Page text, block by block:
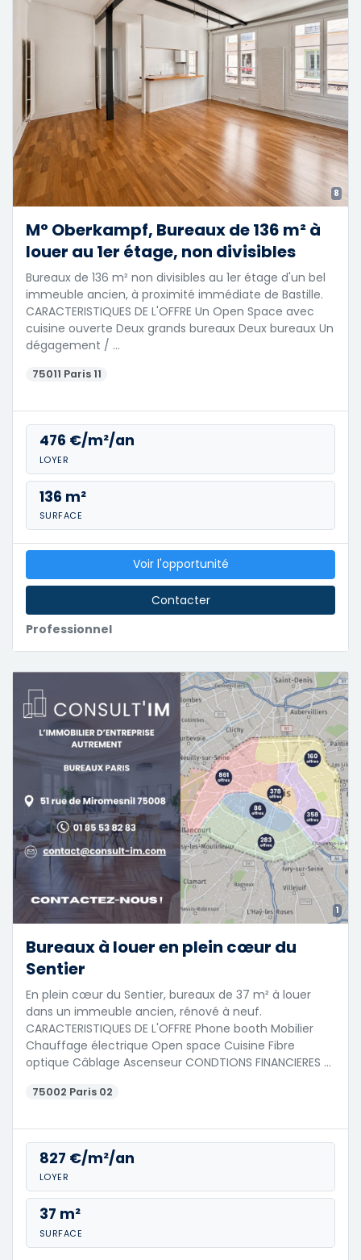
8
M° Oberkampf, Bureaux de 136 m² à
louer au 1er étage, non divisibles
Bureaux de 136 m² non divisibles au 1er étage d'un bel
immeuble ancien, à proximité immédiate de Bastille.
CARACTERISTIQUES DE L'OFFRE Un Open Space avec
cuisine ouverte Deux grands bureaux Deux bureaux Un
dégagement / …
75011 Paris 11
476 €/m²/an
LOYER
136 m²
SURFACE
Professionnel
Voir l'opportunité
Contacter
1
Bureaux à louer en plein cœur du
Sentier
En plein cœur du Sentier, bureaux de 37 m² à louer
dans un immeuble ancien, rénové à neuf.
CARACTERISTIQUES DE L'OFFRE Phone booth Mobilier
Chauffage électrique Open space Cuisine Fibre
optique Câblage Ascenseur CONDTIONS FINANCIERES …
75002 Paris 02
827 €/m²/an
LOYER
37 m²
SURFACE